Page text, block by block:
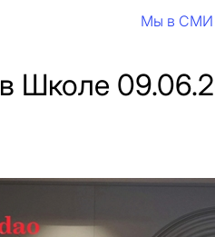
Мы в СМИ
Школе